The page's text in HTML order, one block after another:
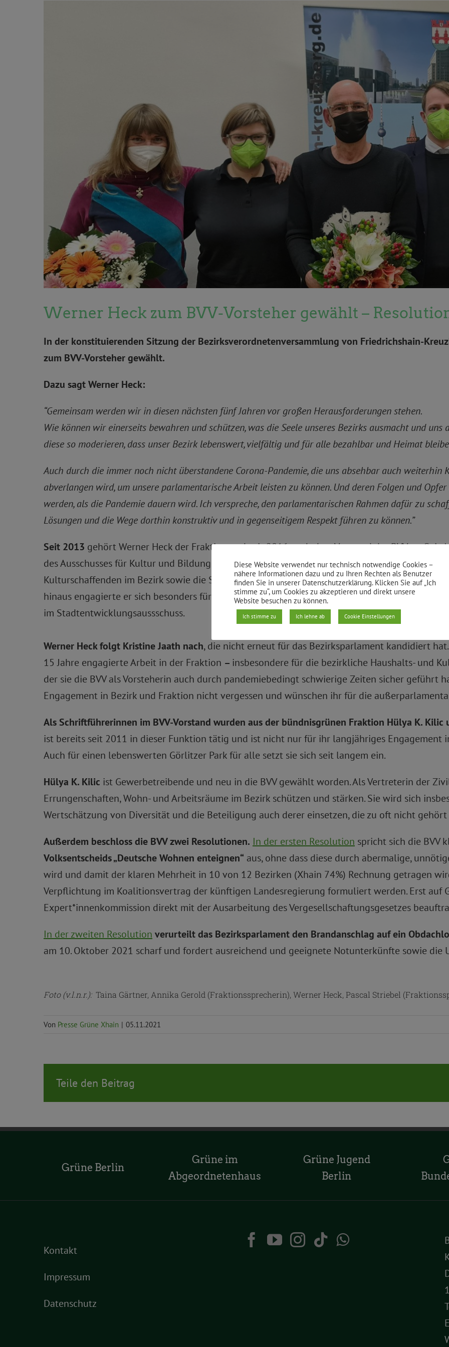
Werner Heck zum BVV-Vorsteher gewählt –
In der konstituierenden Sitzung der Bezirksverordnetenversammlung von Friedrichshain-
zum BVV-Vorsteher gewählt.
Dazu sagt Werner Heck:
“Gemeinsam werden wir in diesen nächsten fünf Jahren vor großen Herausforderungen stehen.
Wie können wir einerseits bewahren und schützen, was die Seele unseres Bezirks ausmacht und
diese so moderieren, dass unser Bezirk lebenswert, vielfältig und für alle bezahlbar und Heimat
Auch durch die immer noch nicht überstandene Corona-Pandemie, die uns absehbar auch
abverlangen wird, um unsere parlamentarische Arbeit leisten zu können. Und deren Folgen und
werden, als die Pandemie dauern wird. Ich verspreche, den parlamentarischen Rahmen dafür zu
Lösungen und die Wege dorthin konstruktiv und in gegenseitigem Respekt führen zu können.”
Seit 2013 gehört Werner Heck der Fraktion und seit 2016 auch dem Vorstand der BVV an. Seit
des Ausschusses für Kultur und Bildung und hat sich in dieser Funktion auf vielfältige Weise
Kulturschaffenden im Bezirk sowie die Stärkung unserer Kultur- und Bildungsinstitutionen
hinaus engagierte er sich besonders für eine soziale und nachhaltige Stadtentwicklung, als
im Stadtentwicklungsaussschuss.
Werner Heck folgt Kristine Jaath nach, die nicht erneut für das Bezirksparlament kandidiert
15 Jahre engagierte Arbeit in der Fraktion – insbesondere für die bezirkliche Haushalts- und
der sie die BVV als Vorsteherin auch durch pandemiebedingt schwierige Zeiten sicher geführt
Engagement in Bezirk und Fraktion nicht vergessen und wünschen ihr für die
Als Schriftführerinnen im BVV-Vorstand wurden aus der bündnisgrünen Fraktion Hülya K. Kilic
ist bereits seit 2011 in dieser Funktion tätig und ist nicht nur für ihr langjähriges Engagement
Auch für einen lebenswerten Görlitzer Park für alle setzt sie sich seit langem ein.
Hülya K. Kilic ist Gewerbetreibende und neu in die BVV gewählt worden. Als Vertreterin der
Errungenschaften, Wohn- und Arbeitsräume im Bezirk schützen und stärken. Sie wird sich
Wertschätzung von Diversität und die Beteiligung auch derer einsetzen, die zu oft nicht gehört
Außerdem beschloss die BVV zwei Resolutionen. In der ersten Resolution spricht sich die BVV
Volksentscheids „Deutsche Wohnen enteignen“ aus, ohne dass diese durch abermalige,
wird und damit der klaren Mehrheit in 10 von 12 Bezirken (Xhain 74%) Rechnung getragen
Verpflichtung im Koalitionsvertrag der künftigen Landesregierung formuliert werden. Erst auf
Expert*innenkommission direkt mit der Ausarbeitung des Vergesellschaftungsgesetzes
In der zweiten Resolution verurteilt das Bezirksparlamentden Brandanschlag auf ein
am 10. Oktober 2021 scharf und fordert ausreichend und geeignete Notunterkünfte sowie die
Foto(v.l.n.r.):Taina Gärtner, Annika Gerold (Fraktionssprecherin), Werner Heck, Pascal Striebel
Von Presse Grüne Xhain | 05.11.2021
Teile den Beitrag
Grüne Berlin
Grüne im
Abgeordnetenhaus
Grüne Jugend
Berlin
Kontakt
Impressum
Datenschutz
Diese Website verwendet nur technisch notwendige Cookies –
nähere Informationen dazu und zu Ihren Rechten als Benutzer
finden Sie in unserer Datenschutzerklärung. Klicken Sie auf „Ich
stimme zu“, um Cookies zu akzeptieren und direkt unsere
Website besuchen zu können.
Ich stimme zu Ich lehne ab Cookie Einstellungen